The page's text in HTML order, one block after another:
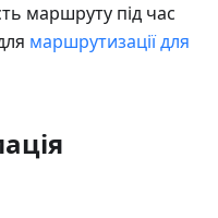
маршруту під час
маршрутизації для